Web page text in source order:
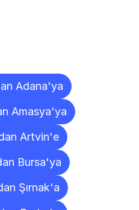
Adana'ya
Amasya'ya
Artvin'e
Bursa'ya
Şırnak'a